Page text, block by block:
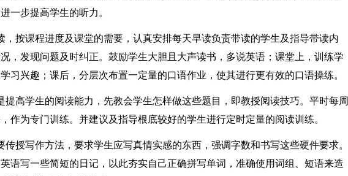
一步提高学生的听力。
按课程进度及课堂的需要，认真安排每天早读负责带读的学生及指导带读内
，发现问题及时纠正。鼓励学生大胆且大声读书，多说英语；课堂上，训练学
习兴趣；课后，分层次布置一定量的口语作业，使其进行更有效的口语操练。
高学生的阅读能力，先教会学生怎样做这些题目，即教授阅读技巧。平时每周
作为专门训练。并建议及指导根底较好的学生进行定时定量的阅读训练。
写作方法，要求学生应写真情实感的东西，强调字数和书写这些硬件要求。
语写一些简短的日记，以此夯实自己正确拼写单词，准确使用词组、短语来造